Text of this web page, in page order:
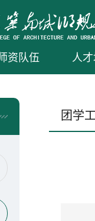
资队伍 人
团学